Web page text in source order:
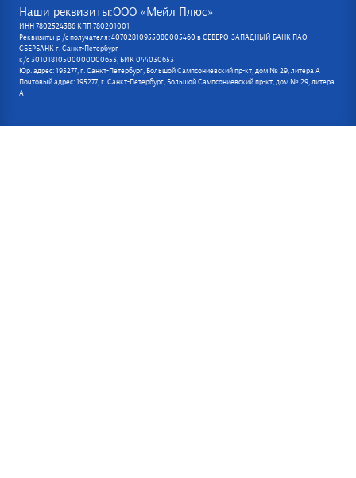
Наши реквизиты:ООО «Мейл Плюс»
ИНН 7802524386 КПП 780201001
Реквизиты р /с получателя: 40702810955080005460 в СЕВЕРО-ЗАПАДНЫЙ БАНК ПАО
СБЕРБАНК г. Санкт-Петербург
к/с 30101810500000000653, БИК 044030653
Юр. адрес: 195277, г. Санкт-Петербург, Большой Сампсониевский пр-кт, дом № 29, литера А
Почтовый адрес: 195277, г. Санкт-Петербург, Большой Сампсониевский пр-кт, дом № 29, литера
А